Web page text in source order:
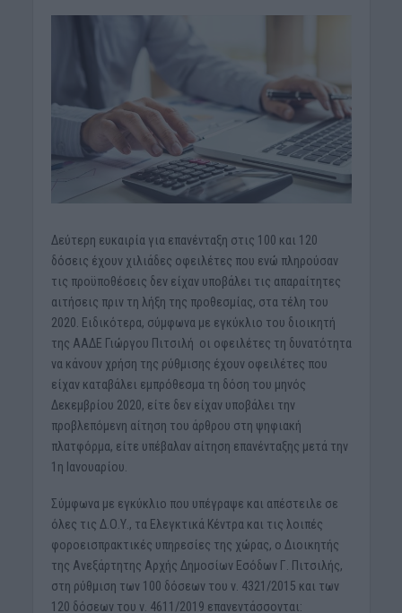
Δεύτερη ευκαιρία για επανένταξη στις 100 και 120
δόσεις έχουν χιλιάδες οφειλέτες που ενώ πληρούσαν
τις προϋποθέσεις δεν είχαν υποβάλει τις απαραίτητες
αιτήσεις πριν τη λήξη της προθεσμίας, στα τέλη του
2020. Ειδικότερα, σύμφωνα με εγκύκλιο του διοικητή
της ΑΑΔΕ Γιώργου Πιτσιλή οι οφειλέτες τη δυνατότητα
να κάνουν χρήση της ρύθμισης έχουν οφειλέτες που
είχαν καταβάλει εμπρόθεσμα τη δόση του μηνός
Δεκεμβρίου 2020, είτε δεν είχαν υποβάλει την
προβλεπόμενη αίτηση του άρθρου στη ψηφιακή
πλατφόρμα, είτε υπέβαλαν αίτηση επανένταξης μετά την
1η Ιανουαρίου.
Σύμφωνα με εγκύκλιο που υπέγραψε και απέστειλε σε
όλες τις Δ.Ο.Υ., τα Ελεγκτικά Κέντρα και τις λοιπές
φοροεισπρακτικές υπηρεσίες της χώρας, ο Διοικητής
της Ανεξάρτητης Αρχής Δημοσίων Εσόδων Γ. Πιτσιλής,
στη ρύθμιση των 100 δόσεων του ν. 4321/2015 και των
120 δόσεων του ν. 4611/2019 επανεντάσσονται: